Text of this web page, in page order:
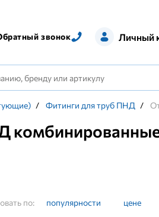
звонок Личный
/ Фитинги для труб ПНД /
по: популярности цене